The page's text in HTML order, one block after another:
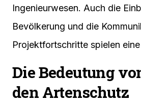
Ingenieurwesen. Auch die
Bevölkerung und die
Projektfortschritte spielen
Die Bedeutung
den Artenschutz